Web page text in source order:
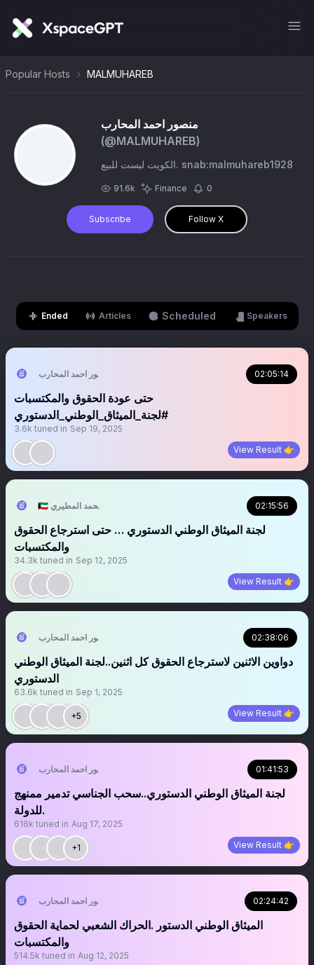
Popular Hosts MALMUHAREB
منصور احمد المحارب
(@MALMUHAREB)
الكويت ليست للبيع. snab:malmuhareb1928
91.6k Finance 0
Subscribe Follow X
Ended Articles Scheduled Speakers
منصور احمد المحارب 02:05:14
حتى عودة الحقوق والمكتسبات
#لجنة_الميثاق_الوطني_الدستوري
3.6k tuned in Sep 19, 2025
View Result 👉
02:15:56
لجنة الميثاق الوطني الدستوري … حتى استرجاع الحقوق
والمكتسبات
34.3k tuned in Sep 12, 2025
View Result 👉
منصور احمد المحارب 02:38:06
دواوين الاثنين لاسترجاع الحقوق كل اثنين..لجنة الميثاق الوطني
الدستوري
63.6k tuned in Sep 1, 2025
+5 View Result 👉
منصور احمد المحارب 01:41:53
لجنة الميثاق الوطني الدستوري..سحب الجناسي تدمير ممنهج
للدولة.
616k tuned in Aug 17, 2025
+1 View Result 👉
منصور احمد المحارب 02:24:42
الميثاق الوطني الدستور .الحراك الشعبي لحماية الحقوق
والمكتسبات
514.5k tuned in Aug 12, 2025